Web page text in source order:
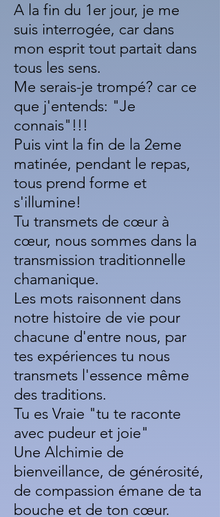
A la fin du 1er jour, je me
suis interrogée, car dans
mon esprit tout partait dans
tous les sens.
Me serais-je trompé? car ce
que j'entends: "Je
connais"!!!
Puis vint la fin de la 2eme
matinée, pendant le repas,
tous prend forme et
s'illumine!
Tu transmets de cœur à
cœur, nous sommes dans la
transmission traditionnelle
chamanique.
Les mots raisonnent dans
notre histoire de vie pour
chacune d'entre nous, par
tes expériences tu nous
transmets l'essence même
des traditions.
Tu es Vraie "tu te raconte
avec pudeur et joie"
Une Alchimie de
bienveillance, de générosité,
de compassion émane de ta
bouche et de ton cœur.